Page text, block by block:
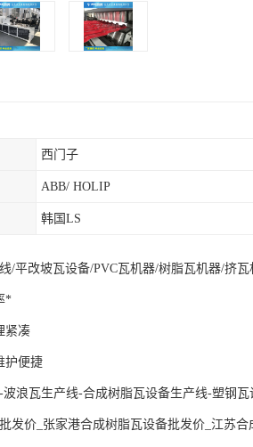
西门子
ABB/ HOLIP
韩国LS
/平改坡瓦设备/PVC瓦机器/树脂瓦机器/挤瓦
*
紧凑
护便捷
浪瓦生产线-合成树脂瓦设备生产线-塑钢瓦
发价_张家港合成树脂瓦设备批发价_江苏